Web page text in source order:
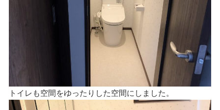
トイレも空間をゆったりした空間にしました。